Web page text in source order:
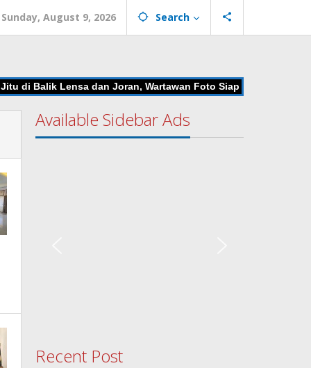
Sunday, August 9, 2026 Search
Lensa dan Joran, Wartawan Foto Siap Unjuk Gigi di
Available Sidebar Ads
Recent Post